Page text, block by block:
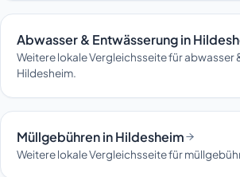
Abwasser & Entwässerung in
Weitere lokale Vergleichsseite für abwasser
Hildesheim.
Müllgebühren in Hildesheim
Weitere lokale Vergleichsseite für